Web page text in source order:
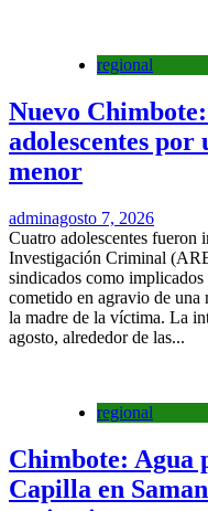
regional
Nuevo
adolescentes por
menor
adminagosto 7, 2026
Cuatro adolescentes fueron
Investigación Criminal
sindicados como
cometido en agravio de una
la madre de la víctima. La
agosto, alrededor de las...
regional
Chimbote: Agua
Capilla en